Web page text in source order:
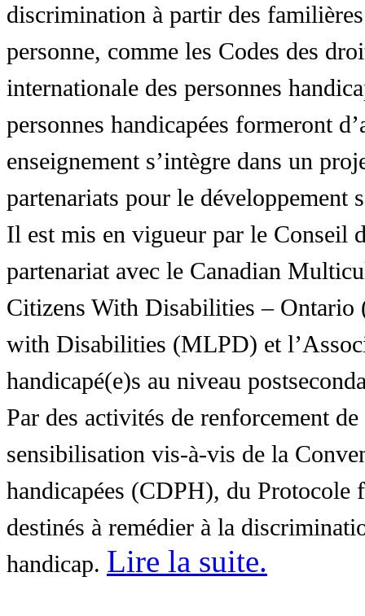
discrimination à partir des
personne, comme les Codes des
internationale des personnes
personnes handicapées formeront
enseignement s’intègre dans un
partenariats pour le développement
Il est mis en vigueur par le Conseil
partenariat avec le Canadian
Citizens With Disabilities – Ontario
with Disabilities (MLPD) et
handicapé(e)s au niveau
Par des activités de renforcement
sensibilisation vis-à-vis de la
handicapées (CDPH), du Protocole
destinés à remédier à la
handicap. Lire la suite.